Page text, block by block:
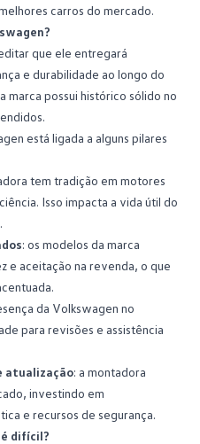
carros do mercado.
que ele entregará
e durabilidade ao longo do
marca possui histórico sólido no
está ligada a alguns pilares
tem tradição em motores
Isso impacta a vida útil do
: os modelos da marca
e aceitação na revenda, o que
da Volkswagen no
para revisões e assistência
atualização: a montadora
investindo em
e recursos de segurança.
difícil?